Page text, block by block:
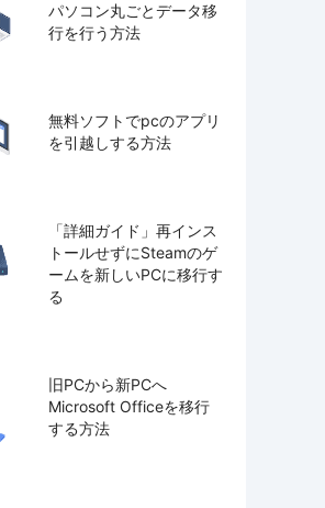
パソコン丸ごとデータ移
行を行う方法
無料ソフトでpcのアプリ
を引越しする方法
「詳細ガイド」再インス
トールせずにSteamのゲ
ームを新しいPCに移行す
る
旧PCから新PCへ
Microsoft Officeを移行
する方法